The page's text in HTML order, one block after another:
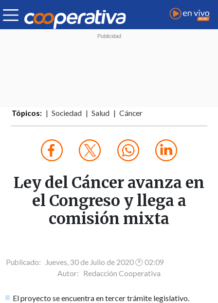
Tópicos: Sociedad Salud Cáncer
Ley del Cáncer avanza en
el Congreso y llega a
comisión mixta
Publicado: Jueves, 30 de Julio de 2020 🕐 02:09
Autor: Redacción Cooperativa
El proyecto se encuentra en tercer trámite legislativo.